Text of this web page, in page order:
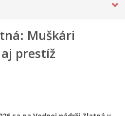
Muškári
prestíž